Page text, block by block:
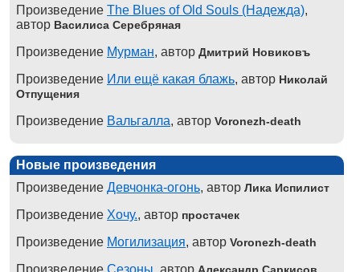
Произведение The Blues of Old Souls (Надежда),
автор Василиса Серебряная
Произведение Мурман, автор Дмитрий Новиковъ
Произведение Или ещё какая блажь, автор Николай
Отпущения
Произведение Вальгалла, автор Voronezh-death
Новые произведения
Произведение Девчонка-огонь, автор Лика Испилист
Произведение Хочу., автор простачек
Произведение Могилизация, автор Voronezh-death
Произведение Сезоны , автор Александр Саркисов